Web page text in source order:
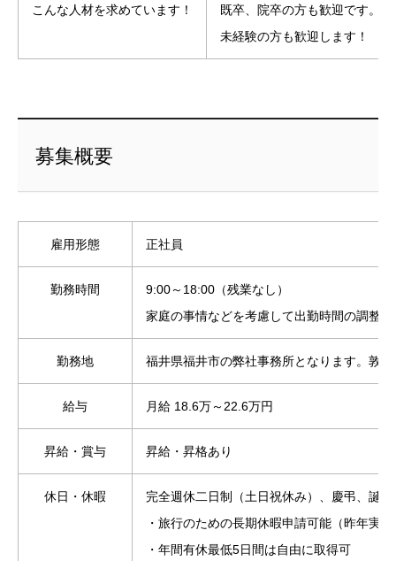
こんな人材を求めています！
既卒、院卒の方も歓迎です。
未経験の方も歓迎します！
募集概要
雇用形態 正社員
勤務時間
9:00～18:00（残業なし）
家庭の事情などを考慮して出勤時間の調整
勤務地 福井県福井市の弊社事務所となります。敦
給与 月給 18.6万～22.6万円
昇給・賞与 昇給・昇格あり
休日・休暇
完全週休二日制（土日祝休み）、慶弔、誕
・旅行のための長期休暇申請可能（昨年実
・年間有休最低5日間は自由に取得可